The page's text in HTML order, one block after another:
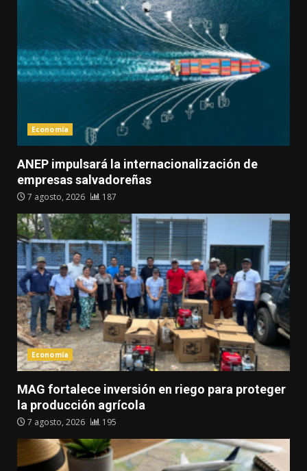
Economía
ANEP impulsará la internacionalización de
empresas salvadoreñas
7 agosto, 2026 187
Economía
MAG fortalece inversión en riego para proteger
la producción agrícola
7 agosto, 2026 195